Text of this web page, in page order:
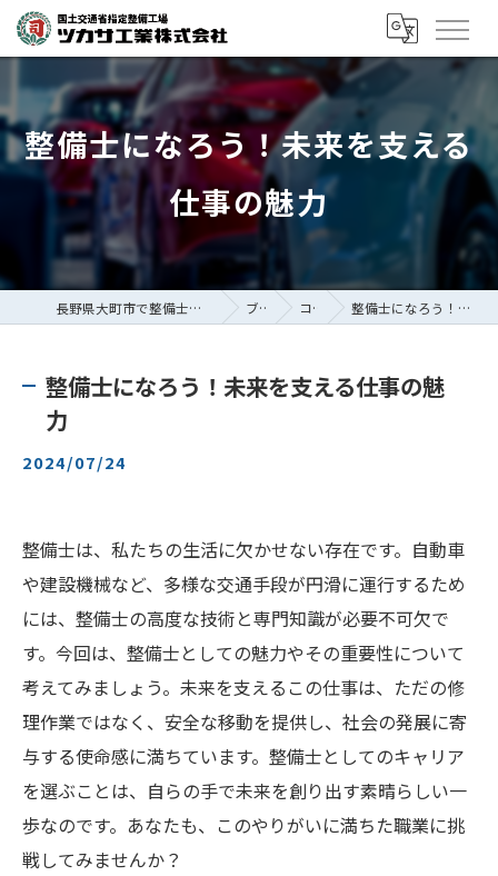
整備士になろう！未来を支える
仕事の魅力
長野県大町市で整備士の求人ならツカサ工業株式会社 ブログ コラム 整備士になろう！未来を支える仕事の魅力
整備士になろう！未来を支える仕事の魅
力
2024/07/24
整備士は、私たちの生活に欠かせない存在です。自動車
や建設機械など、多様な交通手段が円滑に運行するため
には、整備士の高度な技術と専門知識が必要不可欠で
す。今回は、整備士としての魅力やその重要性について
考えてみましょう。未来を支えるこの仕事は、ただの修
理作業ではなく、安全な移動を提供し、社会の発展に寄
与する使命感に満ちています。整備士としてのキャリア
を選ぶことは、自らの手で未来を創り出す素晴らしい一
歩なのです。あなたも、このやりがいに満ちた職業に挑
戦してみませんか？